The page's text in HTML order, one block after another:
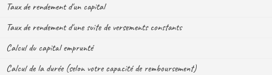
Taux de rendement d'un capital
Taux de rendement d'une suite de versements constants
Calcul du capital emprunté
Calcul de la durée (selon votre capacité de remboursement)